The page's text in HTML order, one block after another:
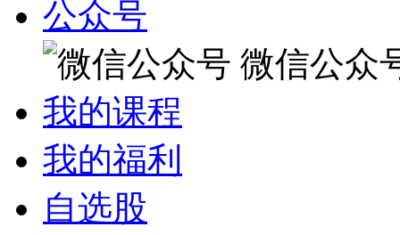
公众号
微信公众
我的课程
我的福利
自选股